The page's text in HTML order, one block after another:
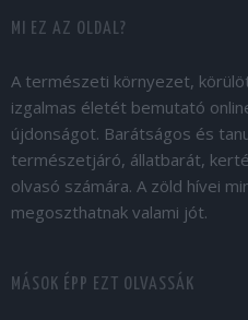
MI EZ AZ OLDAL?
A természeti környezet,
izgalmas életét bemutató
újdonságot. Barátságos és
természetjáró, állatbarát,
olvasó számára. A zöld hívei
megoszthatnak valami jót.
MÁSOK ÉPP EZT OLVASSÁK